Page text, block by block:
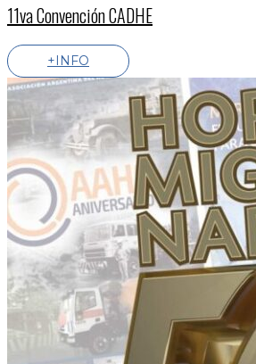
11va Convención CADHE
+INFO